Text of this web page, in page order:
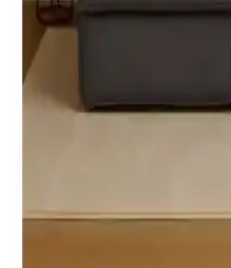
Pafu Taida İkili
Modern ve Çok Yönlü
Pafu Taida, dayanıklı
konfor ve şıklığı bir arada
seçenekleriyle her tarzı
İki farklı koltuk örtüsü modeli,